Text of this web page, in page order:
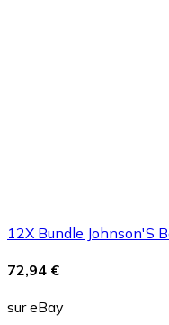
12X Bundle Johnson'S
72,94 €
sur eBay